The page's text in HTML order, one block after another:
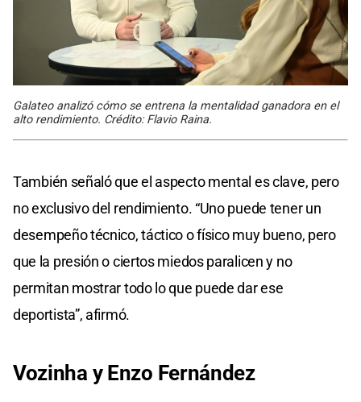
Galateo analizó cómo se entrena la mentalidad ganadora en el
alto rendimiento. Crédito: Flavio Raina.
También señaló que el aspecto mental es clave, pero
no exclusivo del rendimiento. “Uno puede tener un
desempeño técnico, táctico o físico muy bueno, pero
que la presión o ciertos miedos paralicen y no
permitan mostrar todo lo que puede dar ese
deportista”, afirmó.
Vozinha y Enzo Fernández